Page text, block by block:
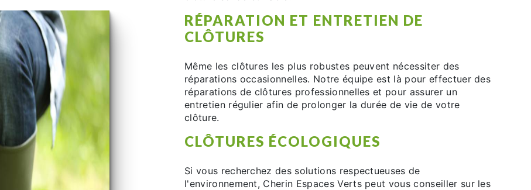
RÉPARATION ET ENTRETIEN DE
CLÔTURES
Même les clôtures les plus robustes peuvent nécessiter des
réparations occasionnelles. Notre équipe est là pour effectuer des
réparations de clôtures professionnelles et pour assurer un
entretien régulier afin de prolonger la durée de vie de votre
clôture.
CLÔTURES ÉCOLOGIQUES
Si vous recherchez des solutions respectueuses de
l'environnement, Cherin Espaces Verts peut vous conseiller sur les